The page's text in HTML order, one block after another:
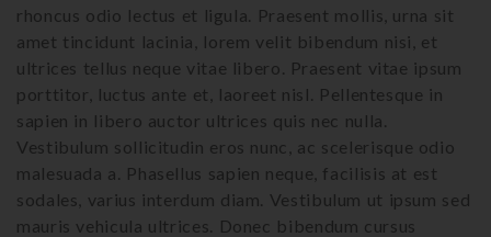
rhoncus odio lectus et ligula. Praesent mollis, urna sit
amet tincidunt lacinia, lorem velit bibendum nisi, et
ultrices tellus neque vitae libero. Praesent vitae ipsum
porttitor, luctus ante et, laoreet nisl. Pellentesque in
sapien in libero auctor ultrices quis nec nulla.
Vestibulum sollicitudin eros nunc, ac scelerisque odio
malesuada a. Phasellus sapien neque, facilisis at est
sodales, varius interdum diam. Vestibulum ut ipsum sed
mauris vehicula ultrices. Donec bibendum cursus